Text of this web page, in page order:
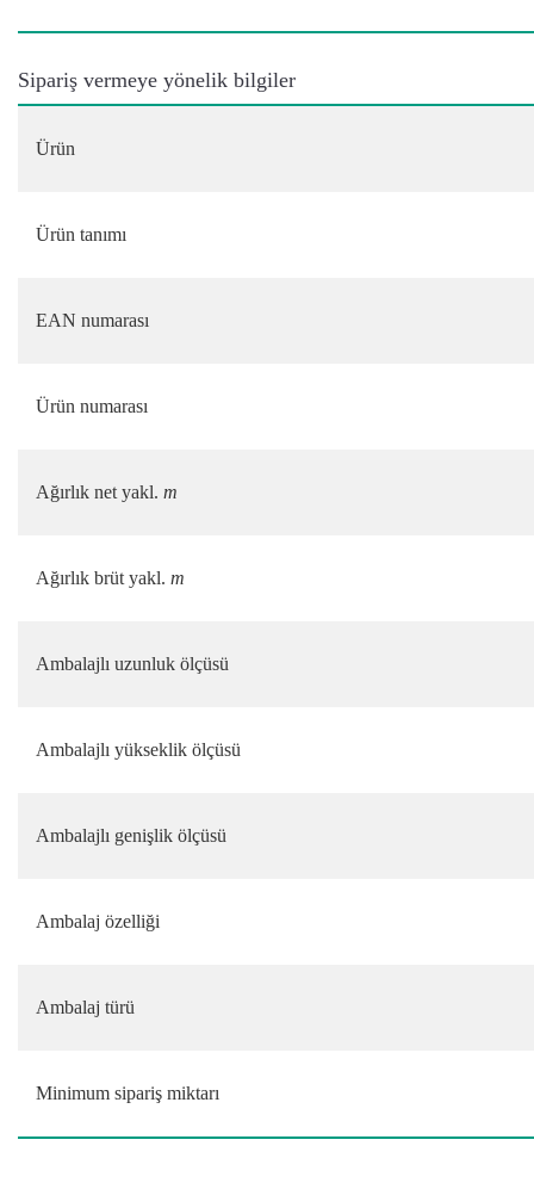
Sipariş vermeye yönelik bilgiler
Ürün
Ürün tanımı
EAN numarası
Ürün numarası
Ağırlık net yakl. m
Ağırlık brüt yakl. m
Ambalajlı uzunluk ölçüsü
Ambalajlı yükseklik ölçüsü
Ambalajlı genişlik ölçüsü
Ambalaj özelliği
Ambalaj türü
Minimum sipariş miktarı